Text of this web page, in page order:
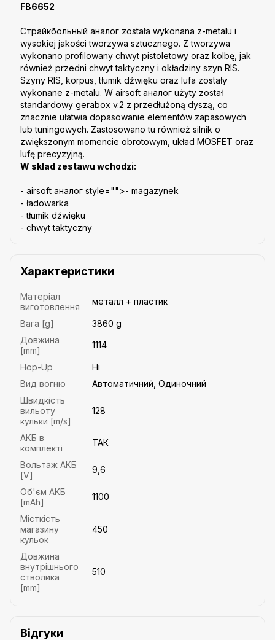
FB6652
Страйкбольный аналог została wykonana z-metalu i
wysokiej jakości tworzywa sztucznego. Z tworzywa
wykonano profilowany chwyt pistoletowy oraz kolbę, jak
również przedni chwyt taktyczny i okładziny szyn RIS.
Szyny RIS, korpus, tłumik dźwięku oraz lufa zostały
wykonane z-metalu. W airsoft аналог użyty został
standardowy gerabox v.2 z przedłużoną dyszą, co
znacznie ułatwia dopasowanie elementów zapasowych
lub tuningowych. Zastosowano tu również silnik o
zwiększonym momencie obrotowym, układ MOSFET oraz
lufę precyzyjną.
W skład zestawu wchodzi:
- airsoft аналог style="">- magazynek
- ładowarka
- tłumik dźwięku
- chwyt taktyczny
Характеристики
Матеріал
виготовлення
металл + пластик
Вага [g]
3860 g
Довжина
[mm]
1114
Hop-Up
Ні
Вид вогню
Автоматичний, Одиночний
Швидкість
вильоту
кульки [m/s]
128
АКБ в
комплекті
ТАК
Вольтаж АКБ
[V]
9,6
Об'єм АКБ
[mAh]
1100
Місткість
магазину
кульок
450
Довжина
внутрішнього
стволика
[mm]
510
Відгуки